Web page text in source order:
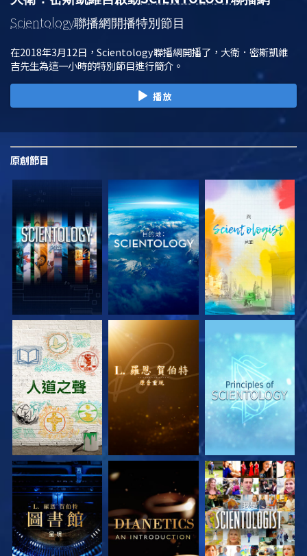
Scientology聯播網開播特別節目
在2018年3月12日，Scientology聯播網開播了，大衛．密斯凱維
吉先生為這一小時的特別節目進行簡介。
播放
原創節目
探索系列節目 探索系列節目 探索系列節目
探索系列節目 探索系列節目 觀看